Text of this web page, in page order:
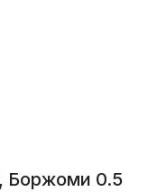
Боржоми 0.5